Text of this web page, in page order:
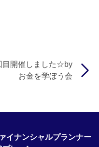
目開催しました☆by
お金を学ぼう会
イナンシャルプランナー